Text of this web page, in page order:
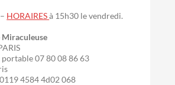
HORAIRESà 15h30 le vendredi.
Miraculeuse
07 80 08 86 63
4584 4d02 068